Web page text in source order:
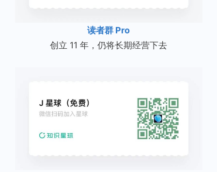
读者群 Pro
创立 11 年，仍将长期经营下去